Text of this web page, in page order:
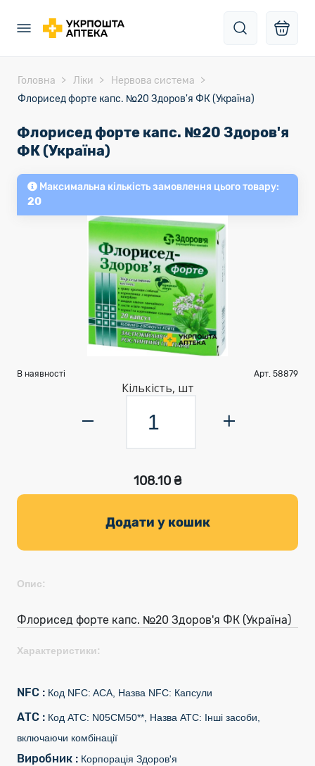
Головна Ліки
Нервова система
Флорисед форте капс. №20 Здоров'я ФК (Україна)
Флорисед форте капс. №20 Здоров'я
ФК (Україна)
Максимальна кількість замовлення цього товару:
20
В наявності Арт. 58879
Кількість, шт
108.10 ₴
Додати у кошик
Опис:
Флорисед форте капс. №20 Здоров'я ФК (Україна)
Характеристики:
NFC : Код NFC: ACA, Назва NFC: Капсули
АТС : Код АТС: N05CM50**, Назва АТС: Інші засоби,
включаючи комбінації
Виробник : Корпорація Здоров'я